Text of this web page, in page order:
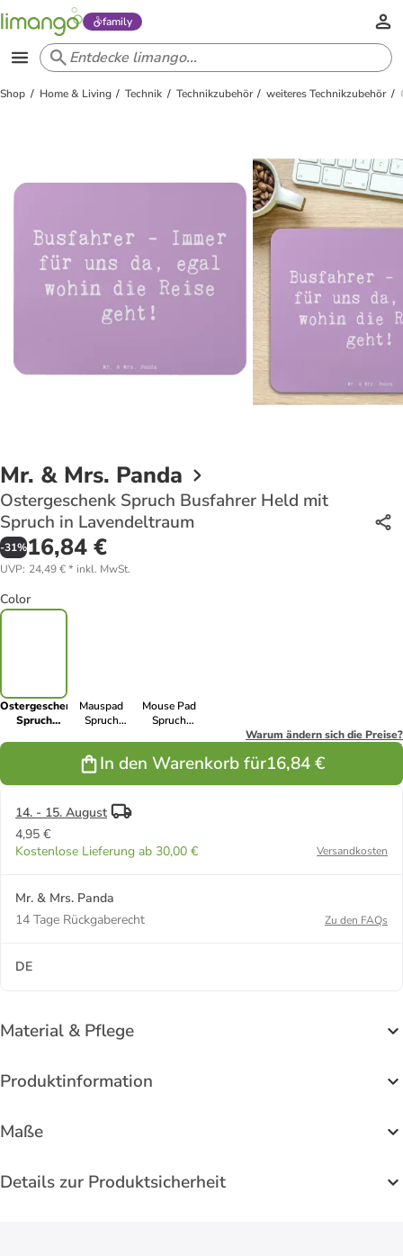
family
Shop Home & Living Technik Technikzubehör weiteres Technikzubehör
Mr. & Mrs. Panda
Ostergeschenk Spruch Busfahrer Held mit
Spruch in Lavendeltraum
-31%16,84 €
UVP: 24,49 €* inkl. MwSt.
Color
Ostergeschenk
Spruch
Lavendeltraum
Mauspad
Spruch
Spruch in
Meeresbrise
Mouse Pad
Spruch
Spruch in
Warum ändern sich die Preise?
In den Warenkorb für16,84 €
14. - 15. August
4,95 €
Kostenlose Lieferung ab 30,00 €
Versandkosten
Mr. & Mrs. Panda
14 Tage Rückgaberecht
Zu den FAQs
DE
Material & Pflege
Produktinformation
Maße
Details zur Produktsicherheit